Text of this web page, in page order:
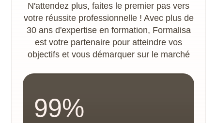
N'attendez plus, faites le premier pas vers
votre réussite professionnelle ! Avec plus de
30 ans d'expertise en formation, Formalisa
est votre partenaire pour atteindre vos
objectifs et vous démarquer sur le marché
99%